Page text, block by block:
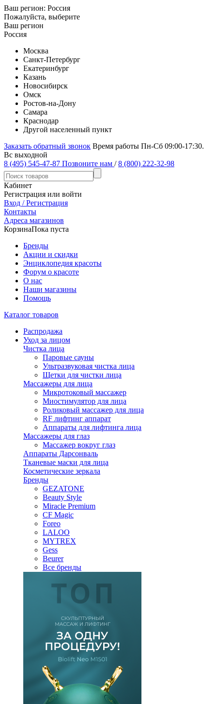
Ваш регион: Россия
Пожалуйста, выберите
Ваш регион
Россия
Москва
Санкт-Петербург
Екатеринбург
Казань
Новосибирск
Омск
Ростов-на-Дону
Самара
Краснодар
Другой населенный пункт
Заказать обратный звонок Время работы Пн-Сб 09:00-17:30.
Вс выходной
8 (495) 545-47-87 Позвоните нам / 8 (800) 222-32-98
Кабинет
Регистрация или войти
Вход / Регистрация
Контакты
Адреса магазинов
КорзинаПока пуста
Бренды
Акции и скидки
Энциклопедия красоты
Форум о красоте
О нас
Наши магазины
Помощь
Каталог товаров
Распродажа
Уход за лицом
Чистка лица
Паровые сауны
Ультразвуковая чистка лица
Щетки для чистки лица
Массажеры для лица
Микротоковый массажер
Миостимулятор для лица
Роликовый массажер для лица
RF лифтинг аппарат
Аппараты для лифтинга лица
Массажеры для глаз
Массажер вокруг глаз
Аппараты Дарсонваль
Тканевые маски для лица
Косметические зеркала
Бренды
GEZATONE
Beauty Style
Miracle Premium
CF Magic
Foreo
LALOO
MYTREX
Gess
Beurer
Все бренды